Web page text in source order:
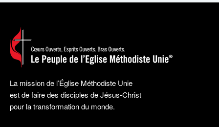
La mission de l’Église Méthodiste Unie
est de faire des disciples de Jésus-Christ
pour la transformation du monde.